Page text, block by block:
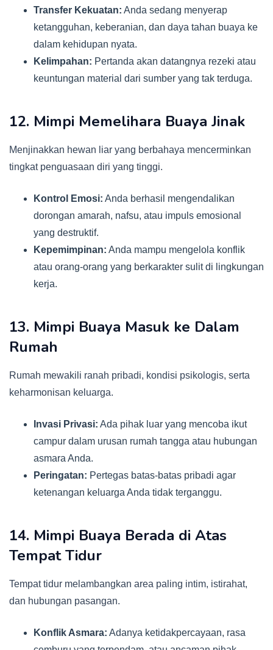
Transfer Kekuatan: Anda sedang menyerap
ketangguhan, keberanian, dan daya tahan buaya ke
dalam kehidupan nyata.
Kelimpahan: Pertanda akan datangnya rezeki atau
keuntungan material dari sumber yang tak terduga.
12. Mimpi Memelihara Buaya Jinak
Menjinakkan hewan liar yang berbahaya mencerminkan
tingkat penguasaan diri yang tinggi.
Kontrol Emosi: Anda berhasil mengendalikan
dorongan amarah, nafsu, atau impuls emosional
yang destruktif.
Kepemimpinan: Anda mampu mengelola konflik
atau orang-orang yang berkarakter sulit di lingkungan
kerja.
13. Mimpi Buaya Masuk ke Dalam
Rumah
Rumah mewakili ranah pribadi, kondisi psikologis, serta
keharmonisan keluarga.
Invasi Privasi: Ada pihak luar yang mencoba ikut
campur dalam urusan rumah tangga atau hubungan
asmara Anda.
Peringatan: Pertegas batas-batas pribadi agar
ketenangan keluarga Anda tidak terganggu.
14. Mimpi Buaya Berada di Atas
Tempat Tidur
Tempat tidur melambangkan area paling intim, istirahat,
dan hubungan pasangan.
Konflik Asmara: Adanya ketidakpercayaan, rasa